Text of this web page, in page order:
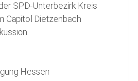
SPD-Unterbezirk Kreis
Capitol Dietzenbach
Hessen